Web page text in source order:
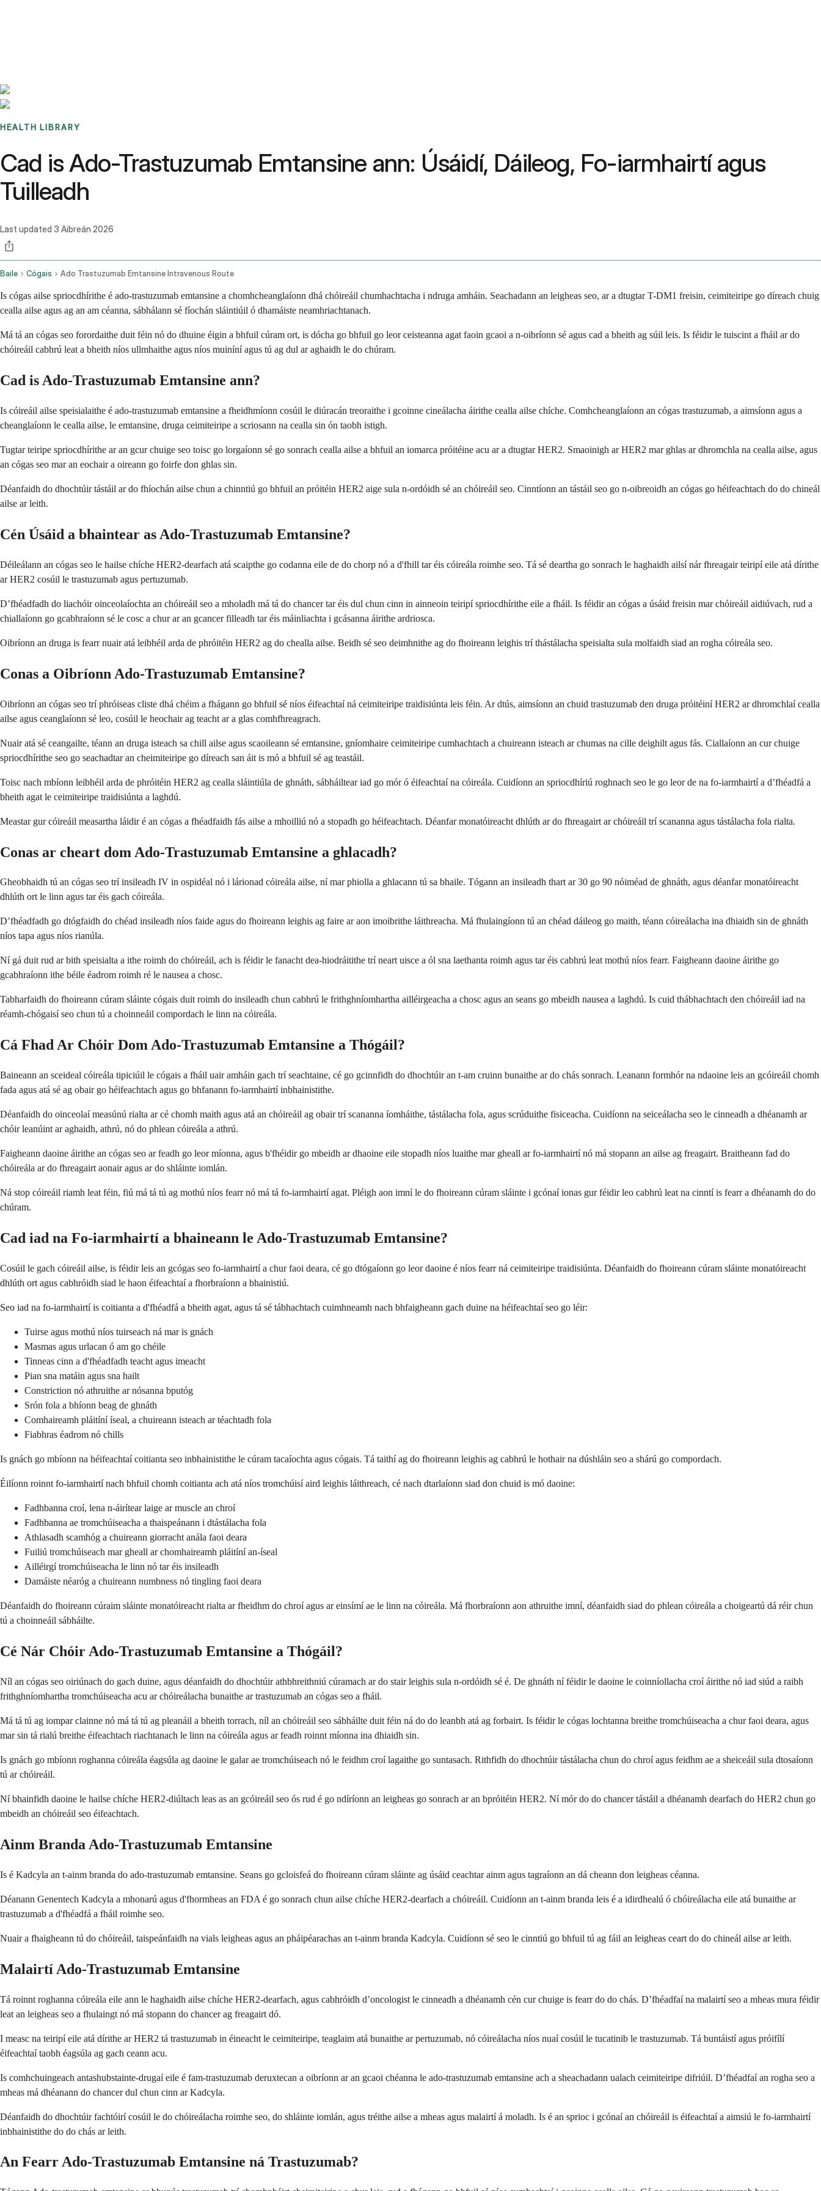
HEALTH LIBRARY
Cad is Ado-Trastuzumab Emtansine ann: Úsáidí, Dáileog, Fo-iarmhairtí agus
Tuilleadh
Last updated 3 Aibreán 2026
Baile Cógais Ado Trastuzumab Emtansine Intravenous Route
Is cógas ailse spriocdhírithe é ado-trastuzumab emtansine a chomhcheanglaíonn dhá chóireáil chumhachtacha i ndruga amháin. Seachadann an leigheas seo, ar a dtugtar T-DM1 freisin, ceimiteiripe go díreach chuig
cealla ailse agus ag an am céanna, sábhálann sé fíochán sláintiúil ó dhamáiste neamhriachtanach.
Má tá an cógas seo forordaithe duit féin nó do dhuine éigin a bhfuil cúram ort, is dócha go bhfuil go leor ceisteanna agat faoin gcaoi a n-oibríonn sé agus cad a bheith ag súil leis. Is féidir le tuiscint a fháil ar do
chóireáil cabhrú leat a bheith níos ullmhaithe agus níos muiníní agus tú ag dul ar aghaidh le do chúram.
Cad is Ado-Trastuzumab Emtansine ann?
Is cóireáil ailse speisialaithe é ado-trastuzumab emtansine a fheidhmíonn cosúil le diúracán treoraithe i gcoinne cineálacha áirithe cealla ailse chíche. Comhcheanglaíonn an cógas trastuzumab, a aimsíonn agus a
cheanglaíonn le cealla ailse, le emtansine, druga ceimiteiripe a scriosann na cealla sin ón taobh istigh.
Tugtar teiripe spriocdhírithe ar an gcur chuige seo toisc go lorgaíonn sé go sonrach cealla ailse a bhfuil an iomarca próitéine acu ar a dtugtar HER2. Smaoinigh ar HER2 mar ghlas ar dhromchla na cealla ailse, agus
an cógas seo mar an eochair a oireann go foirfe don ghlas sin.
Déanfaidh do dhochtúir tástáil ar do fhíochán ailse chun a chinntiú go bhfuil an próitéin HER2 aige sula n-ordóidh sé an chóireáil seo. Cinntíonn an tástáil seo go n-oibreoidh an cógas go héifeachtach do do chineál
ailse ar leith.
Cén Úsáid a bhaintear as Ado-Trastuzumab Emtansine?
Déileálann an cógas seo le hailse chíche HER2-dearfach atá scaipthe go codanna eile de do chorp nó a d'fhill tar éis cóireála roimhe seo. Tá sé deartha go sonrach le haghaidh ailsí nár fhreagair teiripí eile atá dírithe
ar HER2 cosúil le trastuzumab agus pertuzumab.
D’fhéadfadh do liachóir oinceolaíochta an chóireáil seo a mholadh má tá do chancer tar éis dul chun cinn in ainneoin teiripí spriocdhírithe eile a fháil. Is féidir an cógas a úsáid freisin mar chóireáil aidiúvach, rud a
chiallaíonn go gcabhraíonn sé le cosc a chur ar an gcancer filleadh tar éis máinliachta i gcásanna áirithe ardriosca.
Oibríonn an druga is fearr nuair atá leibhéil arda de phróitéin HER2 ag do chealla ailse. Beidh sé seo deimhnithe ag do fhoireann leighis trí thástálacha speisialta sula molfaidh siad an rogha cóireála seo.
Conas a Oibríonn Ado-Trastuzumab Emtansine?
Oibríonn an cógas seo trí phróiseas cliste dhá chéim a fhágann go bhfuil sé níos éifeachtaí ná ceimiteiripe traidisiúnta leis féin. Ar dtús, aimsíonn an chuid trastuzumab den druga próitéiní HER2 ar dhromchlaí cealla
ailse agus ceanglaíonn sé leo, cosúil le heochair ag teacht ar a glas comhfhreagrach.
Nuair atá sé ceangailte, téann an druga isteach sa chill ailse agus scaoileann sé emtansine, gníomhaire ceimiteiripe cumhachtach a chuireann isteach ar chumas na cille deighilt agus fás. Ciallaíonn an cur chuige
spriocdhírithe seo go seachadtar an cheimiteiripe go díreach san áit is mó a bhfuil sé ag teastáil.
Toisc nach mbíonn leibhéil arda de phróitéin HER2 ag cealla sláintiúla de ghnáth, sábháiltear iad go mór ó éifeachtaí na cóireála. Cuidíonn an spriocdhíriú roghnach seo le go leor de na fo-iarmhairtí a d’fhéadfá a
bheith agat le ceimiteiripe traidisiúnta a laghdú.
Meastar gur cóireáil measartha láidir é an cógas a fhéadfaidh fás ailse a mhoilliú nó a stopadh go héifeachtach. Déanfar monatóireacht dhlúth ar do fhreagairt ar chóireáil trí scananna agus tástálacha fola rialta.
Conas ar cheart dom Ado-Trastuzumab Emtansine a ghlacadh?
Gheobhaidh tú an cógas seo trí insileadh IV in ospidéal nó i lárionad cóireála ailse, ní mar phiolla a ghlacann tú sa bhaile. Tógann an insileadh thart ar 30 go 90 nóiméad de ghnáth, agus déanfar monatóireacht
dhlúth ort le linn agus tar éis gach cóireála.
D’fhéadfadh go dtógfaidh do chéad insileadh níos faide agus do fhoireann leighis ag faire ar aon imoibrithe láithreacha. Má fhulaingíonn tú an chéad dáileog go maith, téann cóireálacha ina dhiaidh sin de ghnáth
níos tapa agus níos rianúla.
Ní gá duit rud ar bith speisialta a ithe roimh do chóireáil, ach is féidir le fanacht dea-hiodráitithe trí neart uisce a ól sna laethanta roimh agus tar éis cabhrú leat mothú níos fearr. Faigheann daoine áirithe go
gcabhraíonn ithe béile éadrom roimh ré le nausea a chosc.
Tabharfaidh do fhoireann cúram sláinte cógais duit roimh do insileadh chun cabhrú le frithghníomhartha ailléirgeacha a chosc agus an seans go mbeidh nausea a laghdú. Is cuid thábhachtach den chóireáil iad na
réamh-chógaisí seo chun tú a choinneáil compordach le linn na cóireála.
Cá Fhad Ar Chóir Dom Ado-Trastuzumab Emtansine a Thógáil?
Baineann an sceideal cóireála tipiciúil le cógais a fháil uair amháin gach trí seachtaine, cé go gcinnfidh do dhochtúir an t-am cruinn bunaithe ar do chás sonrach. Leanann formhór na ndaoine leis an gcóireáil chomh
fada agus atá sé ag obair go héifeachtach agus go bhfanann fo-iarmhairtí inbhainistithe.
Déanfaidh do oinceolaí measúnú rialta ar cé chomh maith agus atá an chóireáil ag obair trí scananna íomháithe, tástálacha fola, agus scrúduithe fisiceacha. Cuidíonn na seiceálacha seo le cinneadh a dhéanamh ar
chóir leanúint ar aghaidh, athrú, nó do phlean cóireála a athrú.
Faigheann daoine áirithe an cógas seo ar feadh go leor míonna, agus b'fhéidir go mbeidh ar dhaoine eile stopadh níos luaithe mar gheall ar fo-iarmhairtí nó má stopann an ailse ag freagairt. Braitheann fad do
chóireála ar do fhreagairt aonair agus ar do shláinte iomlán.
Ná stop cóireáil riamh leat féin, fiú má tá tú ag mothú níos fearr nó má tá fo-iarmhairtí agat. Pléigh aon imní le do fhoireann cúram sláinte i gcónaí ionas gur féidir leo cabhrú leat na cinntí is fearr a dhéanamh do do
chúram.
Cad iad na Fo-iarmhairtí a bhaineann le Ado-Trastuzumab Emtansine?
Cosúil le gach cóireáil ailse, is féidir leis an gcógas seo fo-iarmhairtí a chur faoi deara, cé go dtógaíonn go leor daoine é níos fearr ná ceimiteiripe traidisiúnta. Déanfaidh do fhoireann cúram sláinte monatóireacht
dhlúth ort agus cabhróidh siad le haon éifeachtaí a fhorbraíonn a bhainistiú.
Seo iad na fo-iarmhairtí is coitianta a d'fhéadfá a bheith agat, agus tá sé tábhachtach cuimhneamh nach bhfaigheann gach duine na héifeachtaí seo go léir:
Tuirse agus mothú níos tuirseach ná mar is gnách
Masmas agus urlacan ó am go chéile
Tinneas cinn a d'fhéadfadh teacht agus imeacht
Pian sna matáin agus sna hailt
Constriction nó athruithe ar nósanna bputóg
Srón fola a bhíonn beag de ghnáth
Comhaireamh pláitíní íseal, a chuireann isteach ar téachtadh fola
Fiabhras éadrom nó chills
Is gnách go mbíonn na héifeachtaí coitianta seo inbhainistithe le cúram tacaíochta agus cógais. Tá taithí ag do fhoireann leighis ag cabhrú le hothair na dúshláin seo a shárú go compordach.
Éilíonn roinnt fo-iarmhairtí nach bhfuil chomh coitianta ach atá níos tromchúisí aird leighis láithreach, cé nach dtarlaíonn siad don chuid is mó daoine:
Fadhbanna croí, lena n-áirítear laige ar muscle an chroí
Fadhbanna ae tromchúiseacha a thaispeánann i dtástálacha fola
Athlasadh scamhóg a chuireann giorracht anála faoi deara
Fuiliú tromchúiseach mar gheall ar chomhaireamh pláitíní an-íseal
Ailléirgí tromchúiseacha le linn nó tar éis insileadh
Damáiste néaróg a chuireann numbness nó tingling faoi deara
Déanfaidh do fhoireann cúraim sláinte monatóireacht rialta ar fheidhm do chroí agus ar einsímí ae le linn na cóireála. Má fhorbraíonn aon athruithe imní, déanfaidh siad do phlean cóireála a choigeartú dá réir chun
tú a choinneáil sábháilte.
Cé Nár Chóir Ado-Trastuzumab Emtansine a Thógáil?
Níl an cógas seo oiriúnach do gach duine, agus déanfaidh do dhochtúir athbhreithniú cúramach ar do stair leighis sula n-ordóidh sé é. De ghnáth ní féidir le daoine le coinníollacha croí áirithe nó iad siúd a raibh
frithghníomhartha tromchúiseacha acu ar chóireálacha bunaithe ar trastuzumab an cógas seo a fháil.
Má tá tú ag iompar clainne nó má tá tú ag pleanáil a bheith torrach, níl an chóireáil seo sábháilte duit féin ná do do leanbh atá ag forbairt. Is féidir le cógas lochtanna breithe tromchúiseacha a chur faoi deara, agus
mar sin tá rialú breithe éifeachtach riachtanach le linn na cóireála agus ar feadh roinnt míonna ina dhiaidh sin.
Is gnách go mbíonn roghanna cóireála éagsúla ag daoine le galar ae tromchúiseach nó le feidhm croí lagaithe go suntasach. Rithfidh do dhochtúir tástálacha chun do chroí agus feidhm ae a sheiceáil sula dtosaíonn
tú ar chóireáil.
Ní bhainfidh daoine le hailse chíche HER2-diúltach leas as an gcóireáil seo ós rud é go ndíríonn an leigheas go sonrach ar an bpróitéin HER2. Ní mór do do chancer tástáil a dhéanamh dearfach do HER2 chun go
mbeidh an chóireáil seo éifeachtach.
Ainm Branda Ado-Trastuzumab Emtansine
Is é Kadcyla an t-ainm branda do ado-trastuzumab emtansine. Seans go gcloisfeá do fhoireann cúram sláinte ag úsáid ceachtar ainm agus tagraíonn an dá cheann don leigheas céanna.
Déanann Genentech Kadcyla a mhonarú agus d'fhormheas an FDA é go sonrach chun ailse chíche HER2-dearfach a chóireáil. Cuidíonn an t-ainm branda leis é a idirdhealú ó chóireálacha eile atá bunaithe ar
trastuzumab a d'fhéadfá a fháil roimhe seo.
Nuair a fhaigheann tú do chóireáil, taispeánfaidh na vials leigheas agus an pháipéarachas an t-ainm branda Kadcyla. Cuidíonn sé seo le cinntiú go bhfuil tú ag fáil an leigheas ceart do do chineál ailse ar leith.
Malairtí Ado-Trastuzumab Emtansine
Tá roinnt roghanna cóireála eile ann le haghaidh ailse chíche HER2-dearfach, agus cabhróidh d’oncologist le cinneadh a dhéanamh cén cur chuige is fearr do do chás. D’fhéadfaí na malairtí seo a mheas mura féidir
leat an leigheas seo a fhulaingt nó má stopann do chancer ag freagairt dó.
I measc na teiripí eile atá dírithe ar HER2 tá trastuzumab in éineacht le ceimiteiripe, teaglaim atá bunaithe ar pertuzumab, nó cóireálacha níos nuaí cosúil le tucatinib le trastuzumab. Tá buntáistí agus próifílí
éifeachtaí taobh éagsúla ag gach ceann acu.
Is comhchuingeach antashubstainte-drugaí eile é fam-trastuzumab deruxtecan a oibríonn ar an gcaoi chéanna le ado-trastuzumab emtansine ach a sheachadann ualach ceimiteiripe difriúil. D’fhéadfaí an rogha seo a
mheas má dhéanann do chancer dul chun cinn ar Kadcyla.
Déanfaidh do dhochtúir fachtóirí cosúil le do chóireálacha roimhe seo, do shláinte iomlán, agus tréithe ailse a mheas agus malairtí á moladh. Is é an sprioc i gcónaí an chóireáil is éifeachtaí a aimsiú le fo-iarmhairtí
inbhainistithe do do chás ar leith.
An Fearr Ado-Trastuzumab Emtansine ná Trastuzumab?